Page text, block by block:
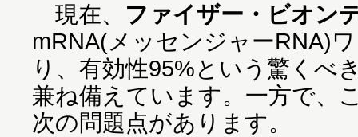
現在、 ファイザー・ビオン
mRNA(メッセンジャーRNA)
り、有効性95%という驚くべ
兼ね備えています。一方で、
次の問題点があります。